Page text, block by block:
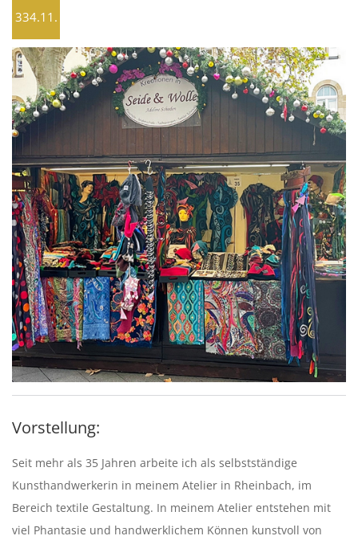
334.11.
Vorstellung:
Seit mehr als 35 Jahren arbeite ich als selbstständige
Kunsthandwerkerin in meinem Atelier in Rheinbach, im
Bereich textile Gestaltung. In meinem Atelier entstehen mit
viel Phantasie und handwerklichem Können kunstvoll von